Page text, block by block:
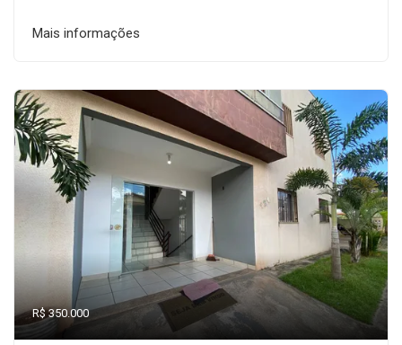
Mais informações
R$ 350.000